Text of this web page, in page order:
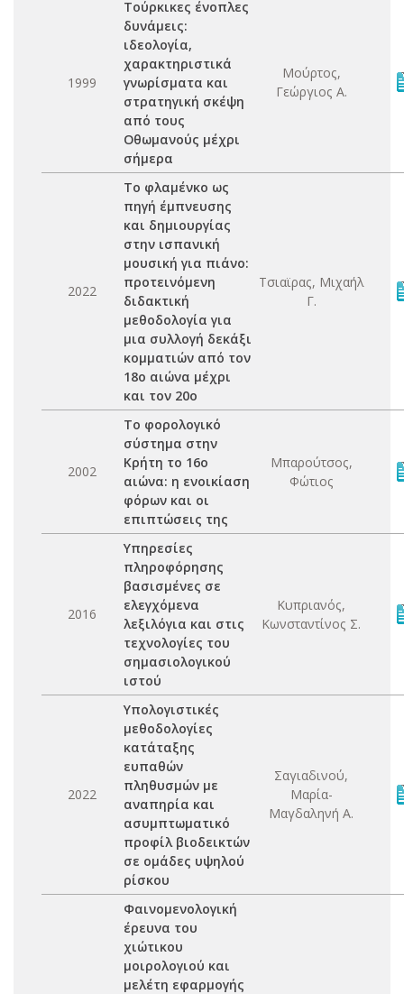
1999
Τούρκικες ένοπλες
δυνάμεις:
ιδεολογία,
χαρακτηριστικά
γνωρίσματα και
στρατηγική σκέψη
από τους
Οθωμανούς μέχρι
σήμερα
Μούρτος,
Γεώργιος Α.
2022
Το φλαμένκο ως
πηγή έμπνευσης
και δημιουργίας
στην ισπανική
μουσική για πιάνο:
προτεινόμενη
διδακτική
μεθοδολογία για
μια συλλογή δεκάξι
κομματιών από τον
18ο αιώνα μέχρι
και τον 20ο
Τσιαϊρας, Μιχαήλ
Γ.
2002
Το φορολογικό
σύστημα στην
Κρήτη το 16ο
αιώνα: η ενοικίαση
φόρων και οι
επιπτώσεις της
Μπαρούτσος,
Φώτιος
2016
Υπηρεσίες
πληροφόρησης
βασισμένες σε
ελεγχόμενα
λεξιλόγια και στις
τεχνολογίες του
σημασιολογικού
ιστού
Κυπριανός,
Κωνσταντίνος Σ.
2022
Υπολογιστικές
μεθοδολογίες
κατάταξης
ευπαθών
πληθυσμών με
αναπηρία και
ασυμπτωματικό
προφίλ βιοδεικτών
σε ομάδες υψηλού
ρίσκου
Σαγιαδινού,
Μαρία-
Μαγδαληνή Α.
Φαινομενολογική
έρευνα του
χιώτικου
μοιρολογιού και
μελέτη εφαρμογής